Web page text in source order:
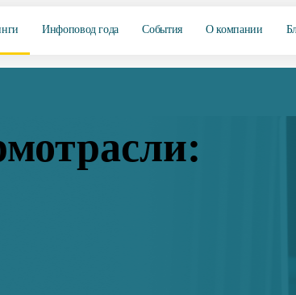
Инфоповод года События О компании